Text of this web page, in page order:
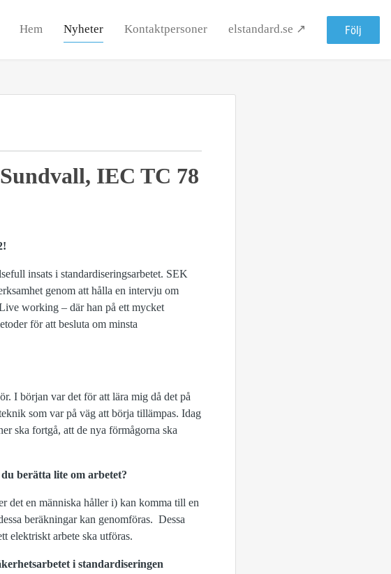
Hem Nyheter Kontaktpersoner elstandard.se ↗ Följ
IEC TC 78
insats i standardiseringsarbetet. SEK
genom att hålla en intervju om
working – där han på ett mycket
för att besluta om minsta
I början var det för att lära mig då det på
som var på väg att börja tillämpas. Idag
ska fortgå, att de nya förmågorna ska
berätta lite om arbetet?
det en människa håller i) kan komma till en
beräkningar kan genomföras. Dessa
elektriskt arbete ska utföras.
i standardiseringen